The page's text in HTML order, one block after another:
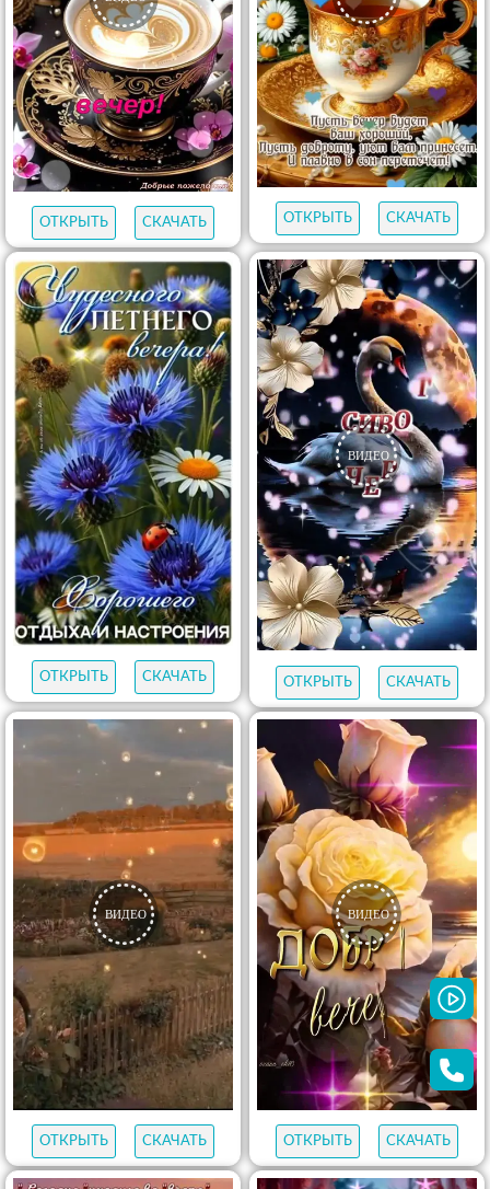
ОТКРЫТЬ СКАЧАТЬ ОТКРЫТЬ СКАЧАТЬ
ОТКРЫТЬ СКАЧАТЬ ОТКРЫТЬ СКАЧАТЬ
ОТКРЫТЬ СКАЧАТЬ ОТКРЫТЬ СКАЧАТЬ